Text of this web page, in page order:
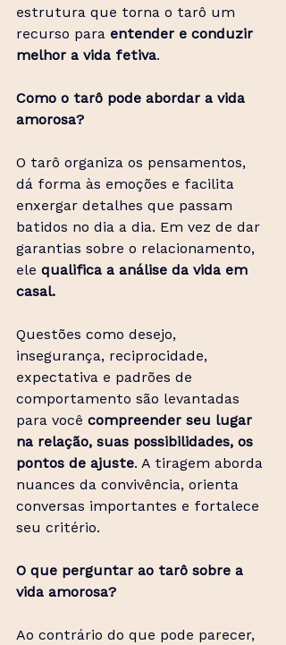
estrutura que torna o tarô um
recurso para entender e conduzir
melhor a vida fetiva.
Como o tarô pode abordar a vida
amorosa?
O tarô organiza os pensamentos,
dá forma às emoções e facilita
enxergar detalhes que passam
batidos no dia a dia. Em vez de dar
garantias sobre o relacionamento,
ele qualifica a análise da vida em
casal.
Questões como desejo,
insegurança, reciprocidade,
expectativa e padrões de
comportamento são levantadas
para você compreender seu lugar
na relação, suas possibilidades, os
pontos de ajuste. A tiragem aborda
nuances da convivência, orienta
conversas importantes e fortalece
seu critério.
O que perguntar ao tarô sobre a
vida amorosa?
Ao contrário do que pode parecer,